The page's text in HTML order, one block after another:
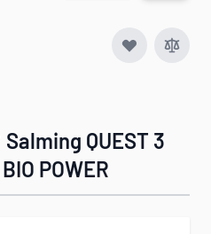
Salming QUEST 3
POWER